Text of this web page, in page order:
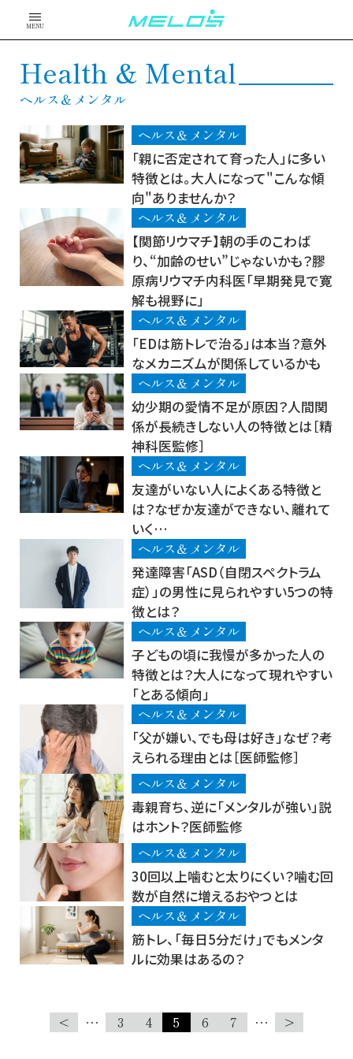
MENU
Health & Mental
ヘルス＆メンタル
ヘルス＆メンタル
「親に否定されて育った人」に多い
特徴とは。大人になって"こんな傾
向"ありませんか？
ヘルス＆メンタル
【関節リウマチ】朝の手のこわば
り、“加齢のせい”じゃないかも？膠
原病リウマチ内科医「早期発見で寛
解も視野に」
ヘルス＆メンタル
「EDは筋トレで治る」は本当？意外
なメカニズムが関係しているかも
ヘルス＆メンタル
幼少期の愛情不足が原因？人間関
係が長続きしない人の特徴とは［精
神科医監修］
ヘルス＆メンタル
友達がいない人によくある特徴と
は？なぜか友達ができない、離れて
いく…
ヘルス＆メンタル
発達障害「ASD（自閉スペクトラム
症）」の男性に見られやすい5つの特
徴とは？
ヘルス＆メンタル
子どもの頃に我慢が多かった人の
特徴とは？大人になって現れやすい
「とある傾向」
ヘルス＆メンタル
「父が嫌い、でも母は好き」なぜ？考
えられる理由とは［医師監修］
ヘルス＆メンタル
毒親育ち、逆に「メンタルが強い」説
はホント？医師監修
ヘルス＆メンタル
30回以上噛むと太りにくい？噛む回
数が自然に増えるおやつとは
ヘルス＆メンタル
筋トレ、「毎日5分だけ」でもメンタ
ルに効果はあるの？
< … 3 4 5 6 7 … >